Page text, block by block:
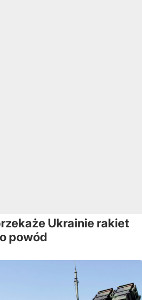
Ukrainie rakiet
powód